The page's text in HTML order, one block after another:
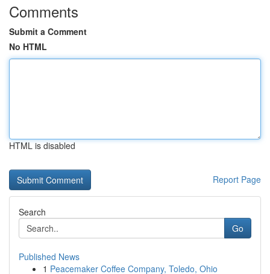
Comments
Submit a Comment
No HTML
HTML is disabled
Report Page
Search
Go
Published News
1 Peacemaker Coffee Company, Toledo, Ohio